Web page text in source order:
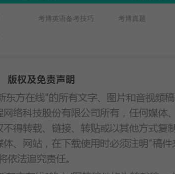
考博英语备考技巧 考博真题